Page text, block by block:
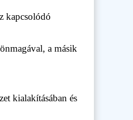
kapcsolódó
a másik
kialakításában és